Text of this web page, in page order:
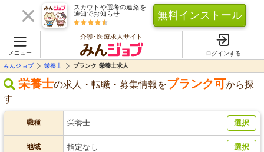
スカウトや選考の連絡を
通知でお知らせ
無料インストール
メニュー
介護･医療求人サイト
ログインする
みんジョブ
栄養士 ブランク 栄養士求人
栄養士の求人・転職・募集情報をブランク可から探
す
職種 栄養士 選択
地域 指定なし 選択